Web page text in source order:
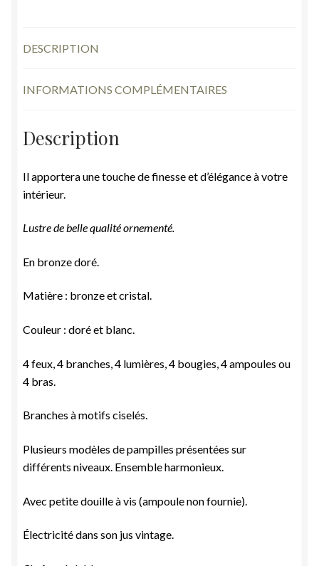
DESCRIPTION
INFORMATIONS COMPLÉMENTAIRES
Description
Il apportera une touche de finesse et d’élégance à votre
intérieur.
Lustre de belle qualité ornementé.
En bronze doré.
Matière : bronze et cristal.
Couleur : doré et blanc.
4 feux, 4 branches, 4 lumières, 4 bougies, 4 ampoules ou
4 bras.
Branches à motifs ciselés.
Plusieurs modèles de pampilles présentées sur
différents niveaux. Ensemble harmonieux.
Avec petite douille à vis (ampoule non fournie).
Électricité dans son jus vintage.